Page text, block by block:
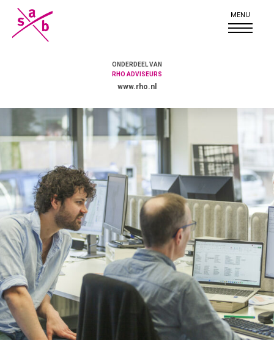
ONDERDEEL VAN
RHO ADVISEURS
www.rho.nl